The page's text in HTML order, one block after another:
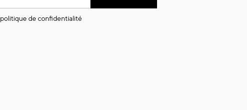
politique de confidentialité